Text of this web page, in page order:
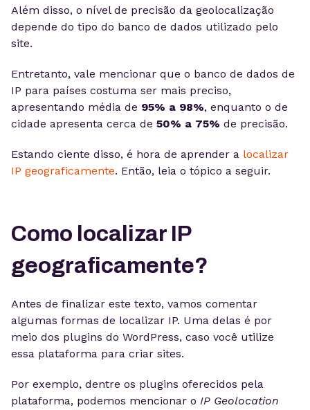
Além disso, o nível de precisão da geolocalização
depende do tipo do banco de dados utilizado pelo
site.
Entretanto, vale mencionar que o banco de dados de
IP para países costuma ser mais preciso,
apresentando média de 95% a 98%, enquanto o de
cidade apresenta cerca de 50% a 75% de precisão.
Estando ciente disso, é hora de aprender a localizar
IP geograficamente. Então, leia o tópico a seguir.
Como localizar IP
geograficamente?
Antes de finalizar este texto, vamos comentar
algumas formas de localizar IP. Uma delas é por
meio dos plugins do WordPress, caso você utilize
essa plataforma para criar sites.
Por exemplo, dentre os plugins oferecidos pela
plataforma, podemos mencionar o IP Geolocation